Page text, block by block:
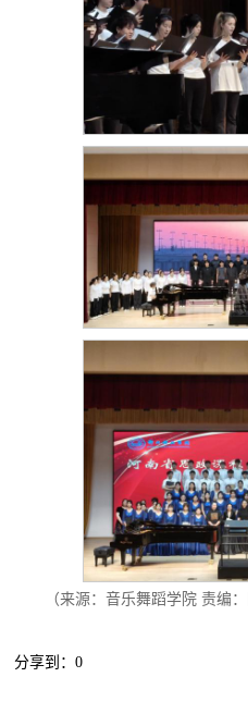
（来源：音乐舞蹈学院 责编
分享到：0